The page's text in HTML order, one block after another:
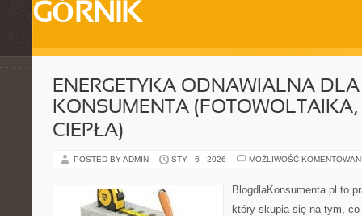
GÓRNIK
ENERGETYKA ODNAWIALNA DLA
KONSUMENTA
CIEPŁA)
POSTED BY ADMIN STY - 6 - 2026 MOŻLIWOŚĆ
BlogdlaKonsumenta.pl to
który skupia się na tym,